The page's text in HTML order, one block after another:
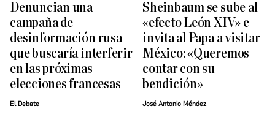
Denuncian una
campaña de
desinformación rusa
que buscaría interferir
en las próximas
elecciones francesas
El Debate
Sheinbaum se sube al
«efecto León XIV» e
invita al Papa a visitar
México: «Queremos
contar con su
bendición»
José Antonio Méndez